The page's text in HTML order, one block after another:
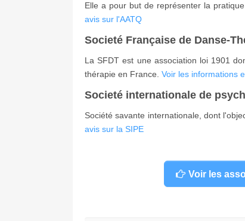
Elle a pour but de représenter la
avis sur l'AATQ
Societé Française de Danse-
La SFDT est une association loi 1901
thérapie en France. Voir les informations
Societé internationale de
Société savante internationale, dont
avis sur la SIPE
Voir les